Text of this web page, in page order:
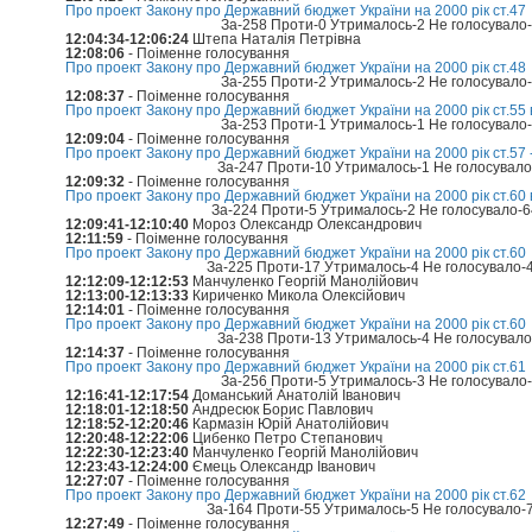
Про проект Закону про Державний бюджет України на 2000 рік ст.47
За-258 Проти-0 Утрималось-2 Не
12:04:34-12:06:24 Штепа Наталія Петрівна
12:08:06 - Поіменне голосування
Про проект Закону про Державний бюджет України на 2000 рік ст.48
За-255 Проти-2 Утрималось-2 Не
12:08:37 - Поіменне голосування
Про проект Закону про Державний бюджет України на 2000 рік ст.55
За-253 Проти-1 Утрималось-1 Не
12:09:04 - Поіменне голосування
Про проект Закону про Державний бюджет України на 2000 рік ст.57
За-247 Проти-10 Утрималось-1 Не
12:09:32 - Поіменне голосування
Про проект Закону про Державний бюджет України на 2000 рік ст.60
За-224 Проти-5 Утрималось-2 Не голосувало-
12:09:41-12:10:40 Мороз Олександр Олександрович
12:11:59 - Поіменне голосування
Про проект Закону про Державний бюджет України на 2000 рік ст.60
За-225 Проти-17 Утрималось-4 Не
12:12:09-12:12:53 Манчуленко Георгій Манолійович
12:13:00-12:13:33 Кириченко Микола Олексійович
12:14:01 - Поіменне голосування
Про проект Закону про Державний бюджет України на 2000 рік ст.60
За-238 Проти-13 Утрималось-4 Не
12:14:37 - Поіменне голосування
Про проект Закону про Державний бюджет України на 2000 рік ст.61
За-256 Проти-5 Утрималось-3 Не
12:16:41-12:17:54 Доманський Анатолій Іванович
12:18:01-12:18:50 Андресюк Борис Павлович
12:18:52-12:20:46 Кармазін Юрій Анатолійович
12:20:48-12:22:06 Цибенко Петро Степанович
12:22:30-12:23:40 Манчуленко Георгій Манолійович
12:23:43-12:24:00 Ємець Олександр Іванович
12:27:07 - Поіменне голосування
Про проект Закону про Державний бюджет України на 2000 рік ст.62
За-164 Проти-55 Утрималось-5 Не
12:27:49 - Поіменне голосування